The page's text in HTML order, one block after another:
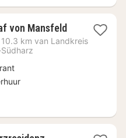
von Mansfeld2
nachten
10.3 km van Landkreis